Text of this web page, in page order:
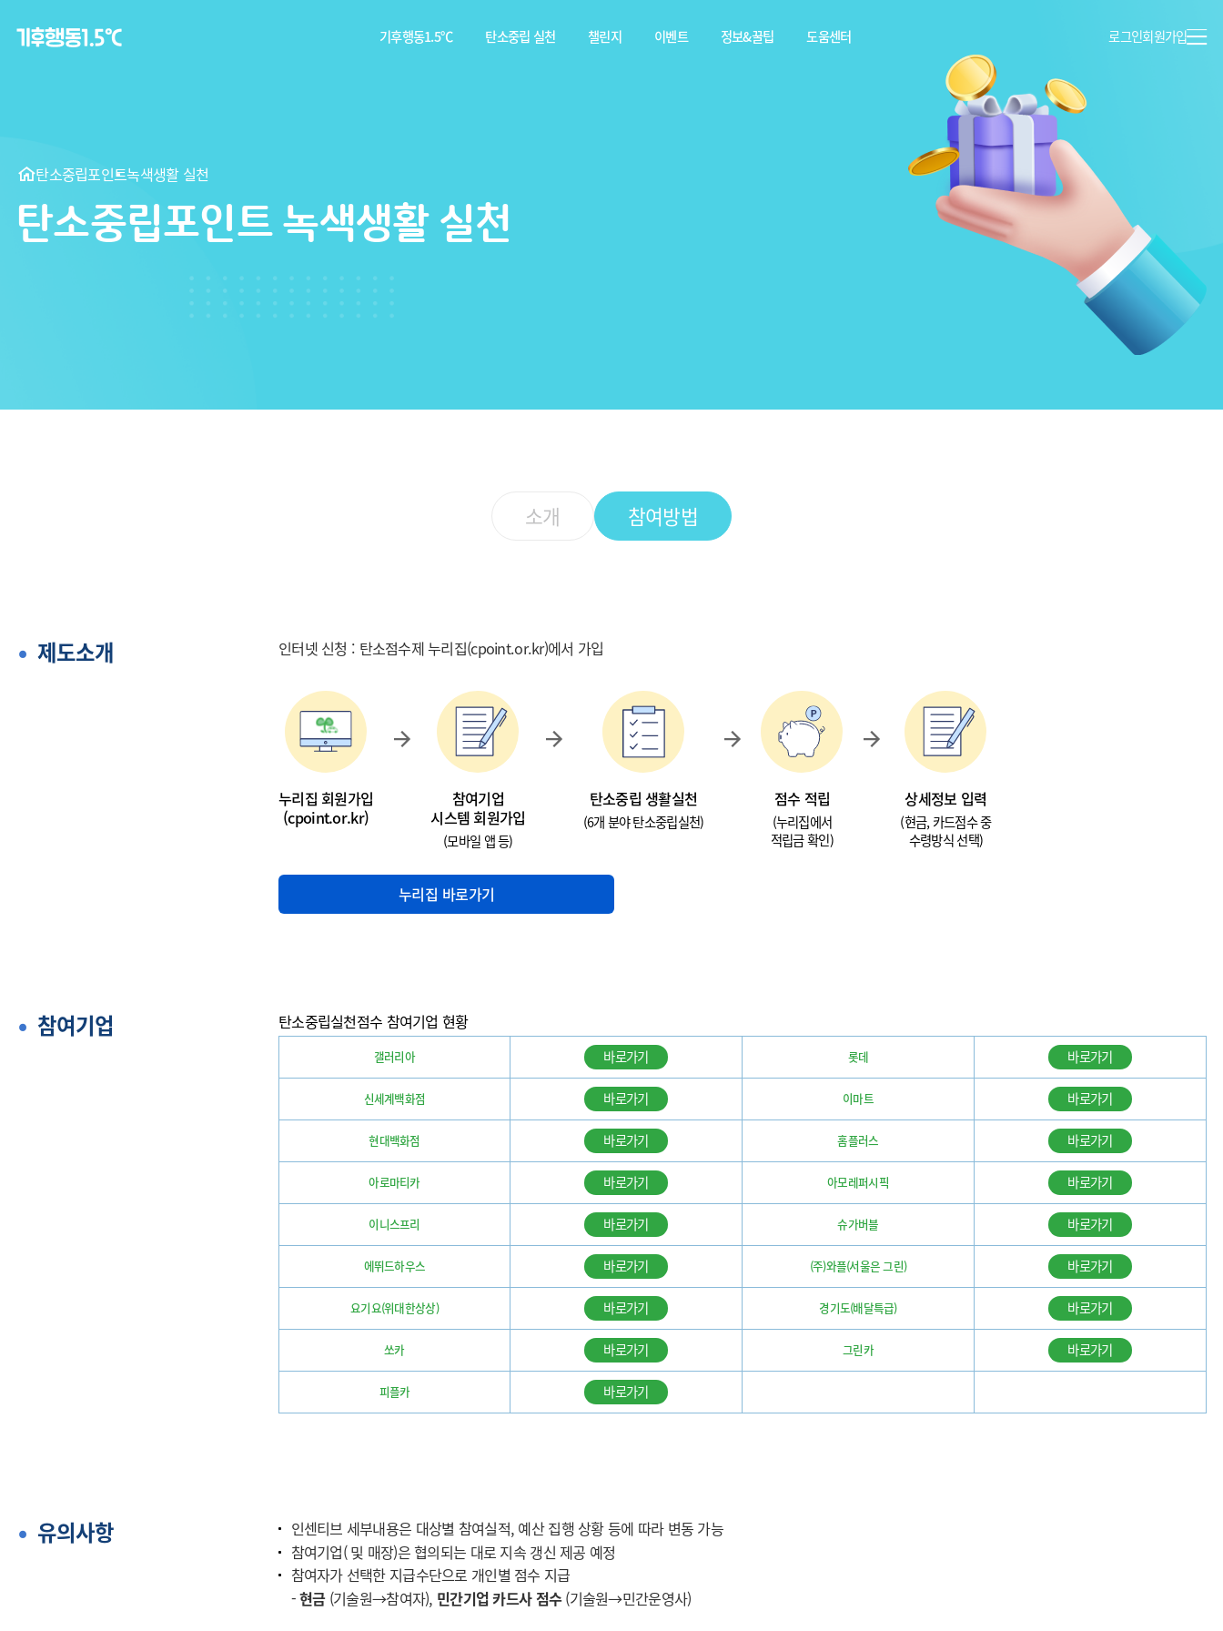
기후행동1.5℃ 탄소중립 실천 챌린지 이벤트 정보&꿀팁 도움센터 로그인회원가입
탄소중립포인트녹색생활 실천
탄소중립포인트 녹색생활 실천
소개 참여방법
제도소개 인터넷 신청 : 탄소점수제 누리집(cpoint.or.kr)에서 가입
누리집 회원가입
(cpoint.or.kr)
참여기업
시스템 회원가입
(모바일 앱 등)
탄소중립 생활실천
(6개 분야 탄소중립실천)
점수 적립
(누리집에서
적립금 확인)
상세정보 입력
(현금, 카드점수 중
수령방식 선택)
누리집 바로가기
참여기업 탄소중립실천점수 참여기업 현황
갤러리아 바로가기 롯데 바로가기
신세계백화점 바로가기 이마트 바로가기
현대백화점 바로가기 홈플러스 바로가기
아로마티카 바로가기 아모레퍼시픽 바로가기
이니스프리 바로가기 슈가버블 바로가기
에뛰드하우스 바로가기 (주)와플(서울은 그린) 바로가기
요기요(위대한상상) 바로가기 경기도(배달특급) 바로가기
쏘카 바로가기 그린카 바로가기
피플카 바로가기
유의사항
인센티브 세부내용은 대상별 참여실적, 예산 집행 상황 등에 따라 변동 가능
참여기업( 및 매장)은 협의되는 대로 지속 갱신 제공 예정
참여자가 선택한 지급수단으로 개인별 점수 지급
-현금(기술원→참여자), 민간기업 카드사 점수(기술원→민간운영사)